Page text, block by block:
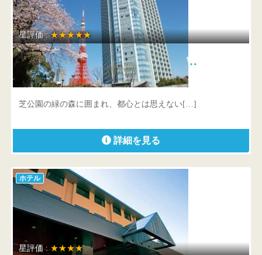
星評価 :★★★★★
ザ・プリンス パークタワー東京…
東京都 港区芝公園4-8-1
芝公園の緑の森に囲まれ、都心とは思えない[…]
詳細を見る
ホテル
星評価 :★★★★